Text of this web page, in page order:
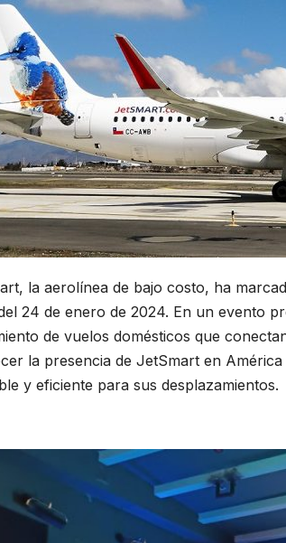
la aerolínea de bajo costo, ha
24 de enero de 2024. En un evento
de vuelos domésticos que
la presencia de JetSmart en
y eficiente para sus desplazamientos.